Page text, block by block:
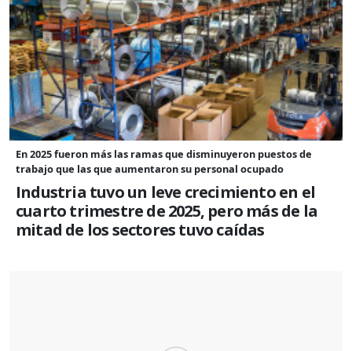
En 2025 fueron más las ramas que disminuyeron puestos de
trabajo que las que aumentaron su personal ocupado
Industria tuvo un leve crecimiento en el
cuarto trimestre de 2025, pero más de la
mitad de los sectores tuvo caídas